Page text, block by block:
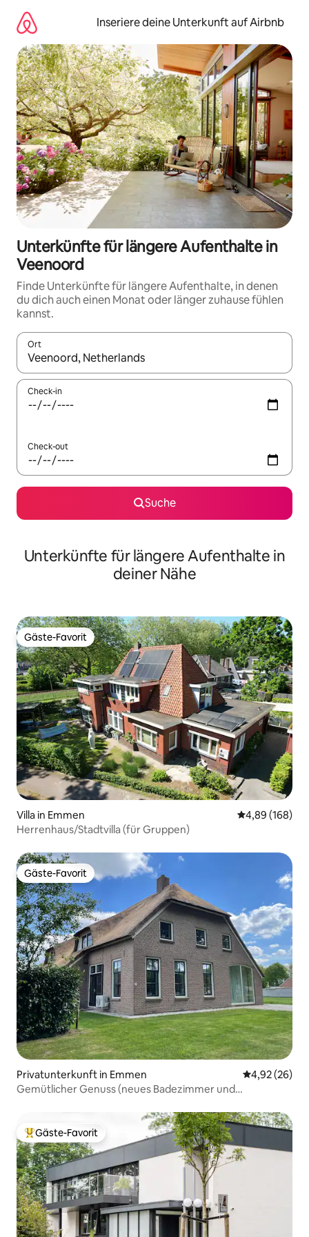
Inhalten
springen
Inseriere deine Unterkunft auf Airbnb
Unterkünfte für längere Aufenthalte in
Veenoord
Finde Unterkünfte für längere Aufenthalte, in denen
du dich auch einen Monat oder länger zuhause fühlen
kannst.
Ort
Wenn Ergebnisse verfügbar sind, navigiere mit den
Check-in
Check-out
Suche
Unterkünfte für längere Aufenthalte in
deiner Nähe
Gäste-Favorit
Gäste-Favorit
Villa in Emmen
4,89 (168)
Herrenhaus/Stadtvilla (für Gruppen)
Gäste-Favorit
Gäste-Favorit
Privatunterkunft in Emmen
4,92 (26)
Gemütlicher Genuss (neues Badezimmer und
Beliebter Gäste-Favorit.
Gäste-Favorit